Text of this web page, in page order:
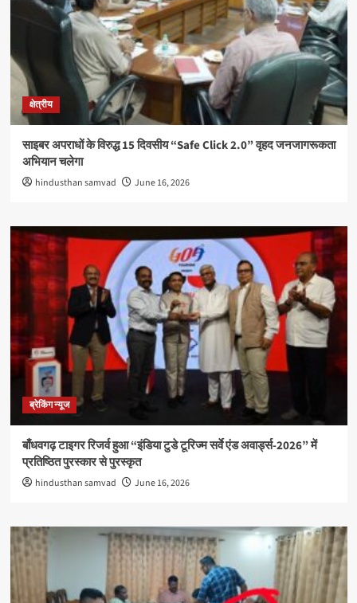
क्षेत्रीय
साइबर अपराधों के विरुद्ध 15 दिवसीय “Safe Click 2.0” वृहद जनजागरूकता
अभियान चलेगा
hindusthan samvad June 16, 2026
ब्रेकिंग न्यूज
बाँधवगढ़ टाइगर रिजर्व हुआ “इंडिया टुडे टूरिज्म सर्वे एंड अवार्ड्स-2026” में
प्रतिष्ठित पुरस्कार से पुरस्कृत
hindusthan samvad June 16, 2026